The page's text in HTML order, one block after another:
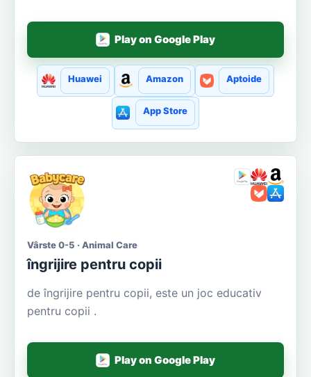
Play on Google Play
Huawei Amazon Aptoide
App Store
Vârste 0-5 · Animal Care
îngrijire pentru copii
de îngrijire pentru copii, este un joc educativ
pentru copii .
Play on Google Play